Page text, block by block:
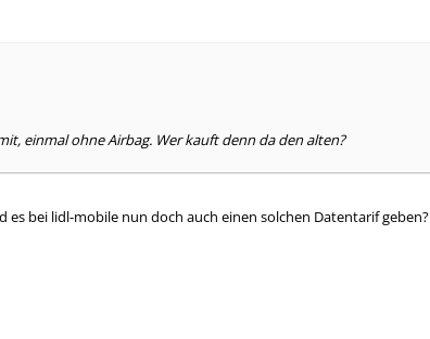
einmal ohne Airbag. Wer kauft denn da den alten?
bei lidl-mobile nun doch auch einen solchen Datentarif geben?